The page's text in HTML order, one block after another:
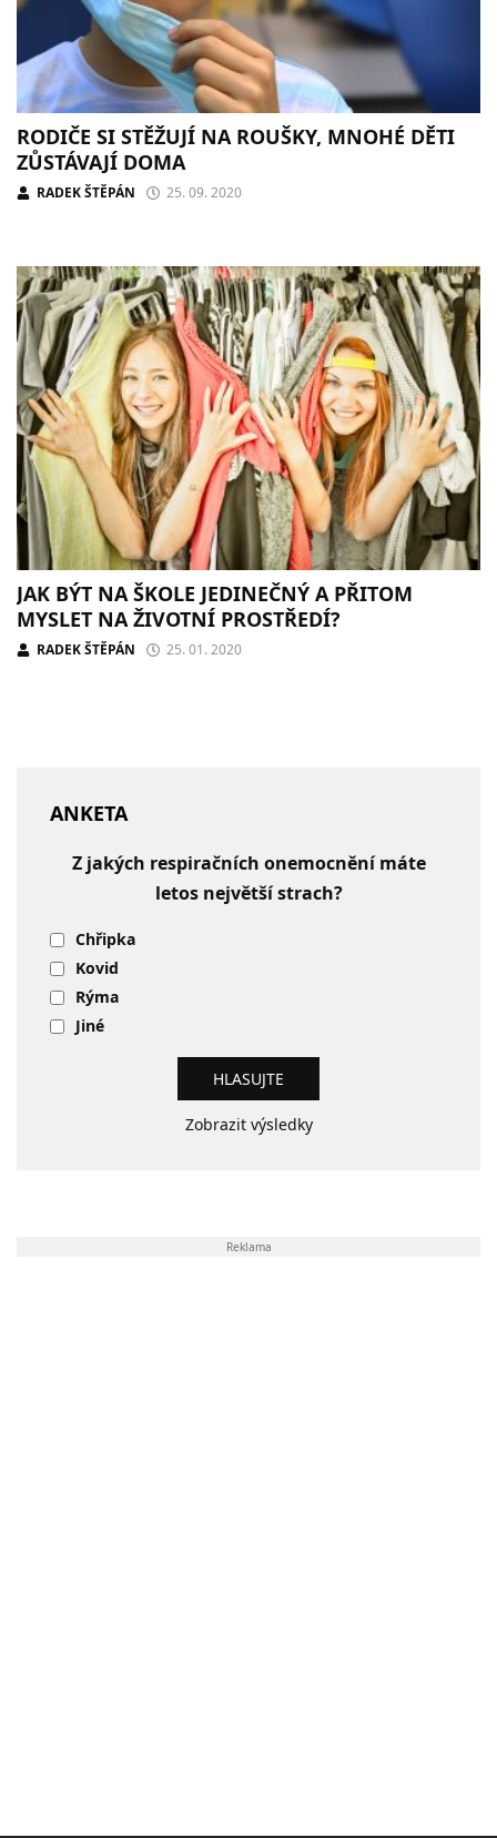
RODIČE SI STĚŽUJÍ NA ROUŠKY, MNOHÉ DĚTI
ZŮSTÁVAJÍ DOMA
RADEK ŠTĚPÁN 25. 09. 2020
JAK BÝT NA ŠKOLE JEDINEČNÝ A PŘITOM
MYSLET NA ŽIVOTNÍ PROSTŘEDÍ?
RADEK ŠTĚPÁN 25. 01. 2020
ANKETA
Z jakých respiračních onemocnění máte
letos největší strach?
Chřipka
Kovid
Rýma
Jiné
Zobrazit výsledky
Reklama